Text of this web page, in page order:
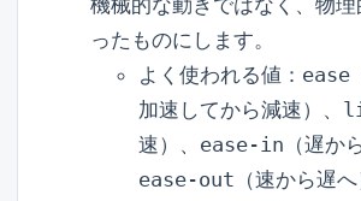
機械的な動きではなく、物
ったものにします。
よく使われる値： ease
加速してから減速）、
速）、 ease-in （遅か
ease-out （速から遅へ